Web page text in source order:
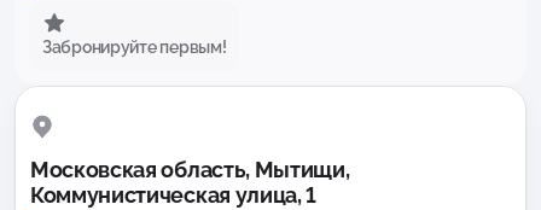
Забронируйте первым!
Московская область, Мытищи,
Коммунистическая улица, 1